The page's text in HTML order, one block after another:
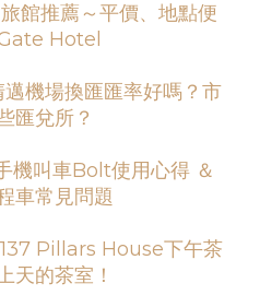
館推薦～平價、地點便
Hotel
機場換匯匯率好嗎？市
匯兌所？
機叫車Bolt使用心得 ＆
車常見問題
Pillars House下午茶
天的茶室！